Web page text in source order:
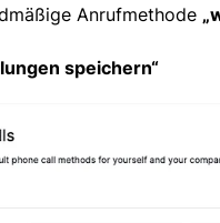
Anrufmethode „
speichern“